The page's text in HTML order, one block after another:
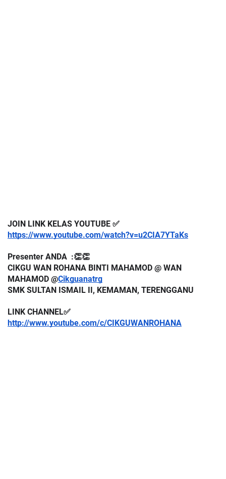
JOIN LINK KELAS YOUTUBE ✅
https://www.youtube.com/watch?v=u2CIA7YTaKs
Presenter ANDA  :👏👏
CIKGU WAN ROHANA BINTI MAHAMOD @ WAN
MAHAMOD @Cikguanatrg
SMK SULTAN ISMAIL II, KEMAMAN, TERENGGANU
LINK CHANNEL✅
http://www.youtube.com/c/CIKGUWANROHANA